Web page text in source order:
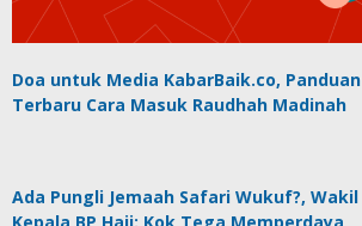
Doa untuk Media KabarBaik.co, Panduan
Terbaru Cara Masuk Raudhah Madinah
Ada Pungli Jemaah Safari Wukuf?, Wakil